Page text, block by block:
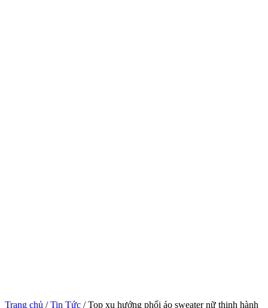
Trang chủ /Tin Tức / Top xu hướng phối áo sweater nữ thịnh hành